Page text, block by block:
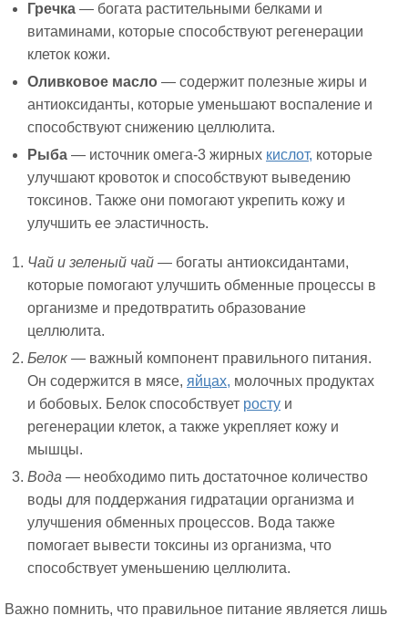
Гречка — богата растительными белками и
витаминами, которые способствуют регенерации
клеток кожи.
Оливковое масло — содержит полезные жиры и
антиоксиданты, которые уменьшают воспаление и
способствуют снижению целлюлита.
Рыба — источник омега-3 жирных кислот, которые
улучшают кровоток и способствуют выведению
токсинов. Также они помогают укрепить кожу и
улучшить ее эластичность.
Чай и зеленый чай — богаты антиоксидантами,
которые помогают улучшить обменные процессы в
организме и предотвратить образование
целлюлита.
Белок — важный компонент правильного питания.
Он содержится в мясе, яйцах, молочных продуктах
и бобовых. Белок способствует росту и
регенерации клеток, а также укрепляет кожу и
мышцы.
Вода — необходимо пить достаточное количество
воды для поддержания гидратации организма и
улучшения обменных процессов. Вода также
помогает вывести токсины из организма, что
способствует уменьшению целлюлита.
Важно помнить, что правильное питание является лишь